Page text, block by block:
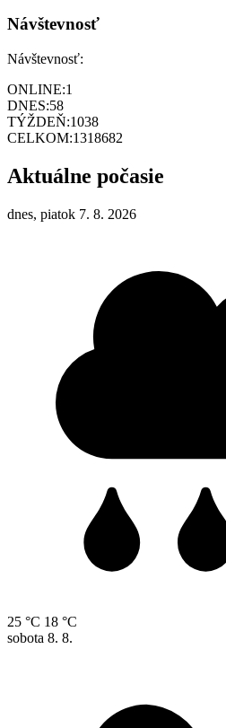
Návštevnosť
Návštevnosť:
ONLINE:1
DNES:58
TÝŽDEŇ:1038
CELKOM:1318682
Aktuálne počasie
dnes, piatok 7. 8. 2026
25 °C 18 °C
sobota 8. 8.